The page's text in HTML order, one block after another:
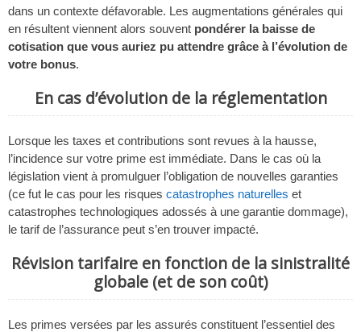
dans un contexte défavorable. Les augmentations générales qui
en résultent viennent alors souvent pondérer la baisse de
cotisation que vous auriez pu attendre grâce à l’évolution de
votre bonus.
En cas d’évolution de la réglementation
Lorsque les taxes et contributions sont revues à la hausse,
l’incidence sur votre prime est immédiate. Dans le cas où la
législation vient à promulguer l’obligation de nouvelles garanties
(ce fut le cas pour les risques catastrophes naturelles et
catastrophes technologiques adossés à une garantie dommage),
le tarif de l’assurance peut s’en trouver impacté.
Révision tarifaire en fonction de la sinistralité
globale (et de son coût)
Les primes versées par les assurés constituent l’essentiel des